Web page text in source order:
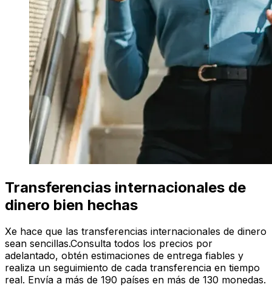
Transferencias internacionales de
dinero bien hechas
Xe hace que las transferencias internacionales de dinero
sean sencillas.Consulta todos los precios por
adelantado, obtén estimaciones de entrega fiables y
realiza un seguimiento de cada transferencia en tiempo
real. Envía a más de 190 países en más de 130 monedas.